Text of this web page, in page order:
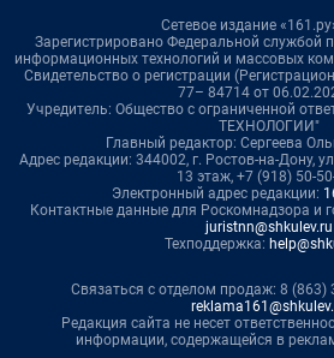
Сетевое издание
Зарегистрировано Федеральной службой
информационных технологий и массовых
Свидетельство о регистрации
77– 84714 от
Учредитель: Общество с ограниченной
ТЕХНОЛОГИИ"
Главный редактор: Сергеева
Адрес редакции: 344002, г. Ростов-на-Дону,
13 этаж, +7 (918) 50-
Электронный адрес редакции:
Контактные данные для Роскомнадзора и
juristnn@shkulev.ru
Техподдержка:
Связаться с отделом продаж: 8 (863)
Редакция сайта не несет
информации, содержащейся в